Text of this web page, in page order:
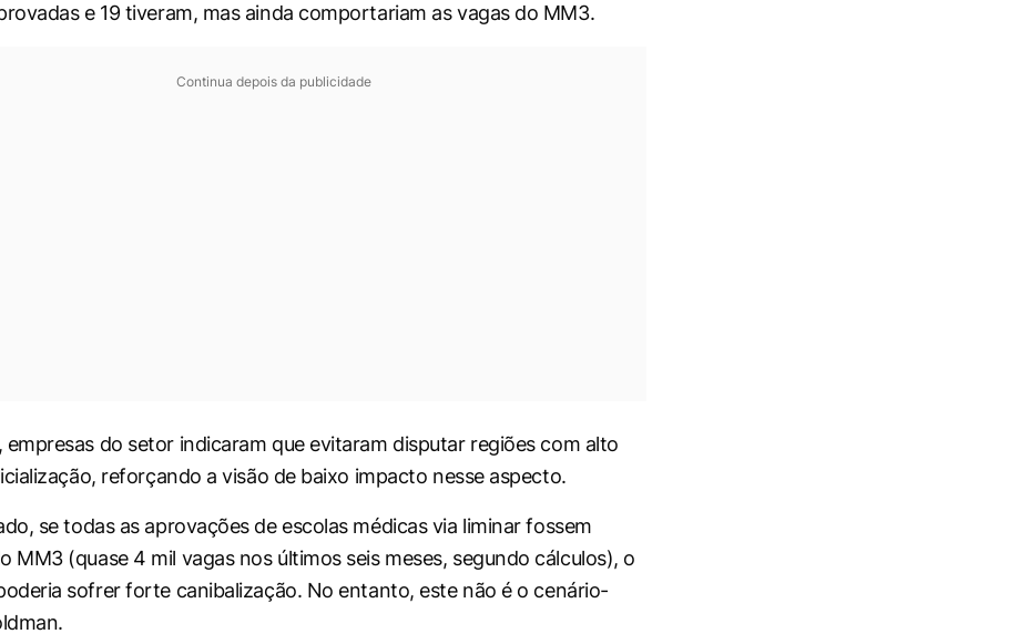
e 19 tiveram, mas ainda comportariam as vagas do MM3.
Continua depois da publicidade
empresas do setor indicaram que evitaram disputar regiões com alto
reforçando a visão de baixo impacto nesse aspecto.
se todas as aprovações de escolas médicas via liminar fossem
MM3 (quase 4 mil vagas nos últimos seis meses, segundo cálculos), o
sofrer forte canibalização. No entanto, este não é o cenário-